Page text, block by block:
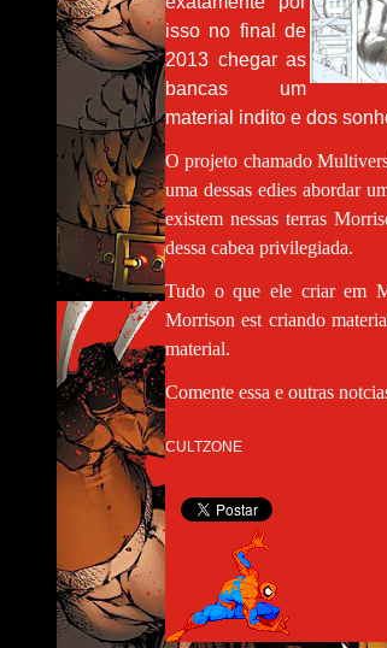
isso no final de
2013 chegar as
bancas um
material indito e dos
O projeto chamado
uma dessas edies abordar
existem nessas terras
dessa cabea privilegiada.
Tudo o que ele criar em
Morrison est criando
material.
Comente essa e outras
CULTZONE